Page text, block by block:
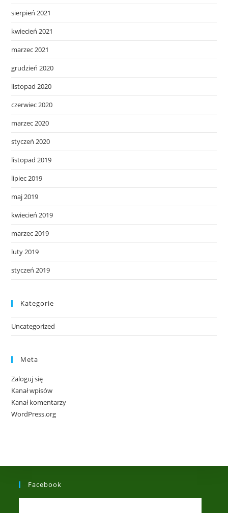
sierpień 2021
kwiecień 2021
marzec 2021
grudzień 2020
listopad 2020
czerwiec 2020
marzec 2020
styczeń 2020
listopad 2019
lipiec 2019
maj 2019
kwiecień 2019
marzec 2019
luty 2019
styczeń 2019
Kategorie
Uncategorized
Meta
Zaloguj się
Kanał wpisów
Kanał komentarzy
WordPress.org
Facebook